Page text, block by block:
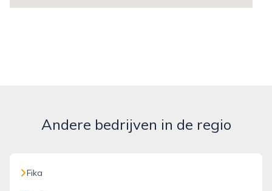
Andere bedrijven in de regio
Fika